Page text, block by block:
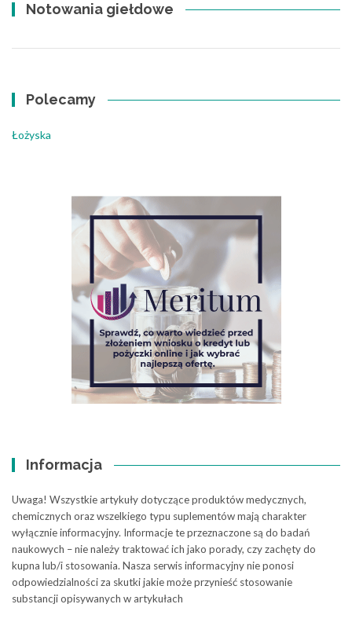
Notowania giełdowe
Polecamy
Łożyska
Informacja
Uwaga! Wszystkie artykuły dotyczące produktów medycznych,
chemicznych oraz wszelkiego typu suplementów mają charakter
wyłącznie informacyjny. Informacje te przeznaczone są do badań
naukowych – nie należy traktować ich jako porady, czy zachęty do
kupna lub/i stosowania. Nasza serwis informacyjny nie ponosi
odpowiedzialności za skutki jakie może przynieść stosowanie
substancji opisywanych w artykułach